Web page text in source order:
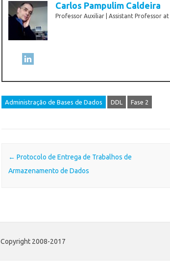
Carlos Pampulim Caldeira
Professor Auxiliar | Assistant Professorat
Administração de Bases de Dados DDL Fase 2
Post navigation
← Protocolo de Entrega de Trabalhos de
Armazenamento de Dados
Copyright 2008-2017